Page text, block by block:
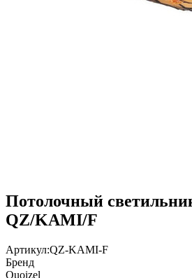
Потолочный
QZ/KAMI/F
Артикул:QZ-KAMI-F
Бренд
Quoizel